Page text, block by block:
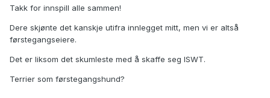
Takk for innspill alle sammen!
Dere skjønte det kanskje utifra innlegget mitt, men vi er altså
førstegangseiere.
Det er liksom det skumleste med å skaffe seg ISWT.
Terrier som førstegangshund?